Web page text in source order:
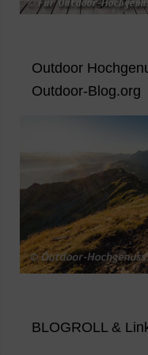
Outdoor
Outdoor-Blog.org
BLOGROLL &